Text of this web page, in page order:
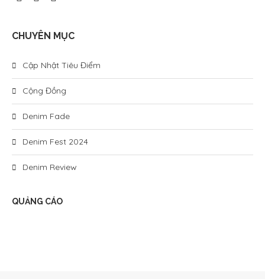
CHUYÊN MỤC
Cập Nhật Tiêu Điểm
Cộng Đồng
Denim Fade
Denim Fest 2024
Denim Review
QUẢNG CÁO